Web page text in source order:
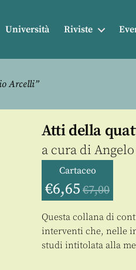
Università Riviste
Arcelli”
Atti della
a cura di
Cartaceo
€6,65 €7,00
Questa collana di
interventi che, nelle
studi intitolata alla